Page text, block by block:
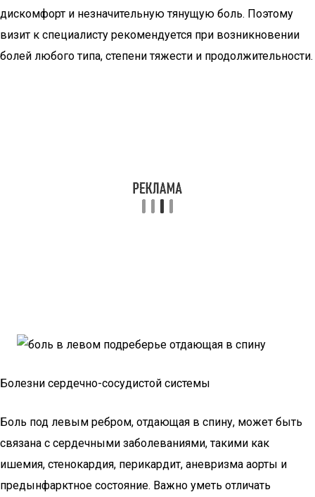
дискомфорт и незначительную тянущую боль. Поэтому
визит к специалисту рекомендуется при возникновении
болей любого типа, степени тяжести и продолжительности.
Болезни сердечно-сосудистой системы
Боль под левым ребром, отдающая в спину, может быть
связана с сердечными заболеваниями, такими как
ишемия, стенокардия, перикардит, аневризма аорты и
предынфарктное состояние. Важно уметь отличать